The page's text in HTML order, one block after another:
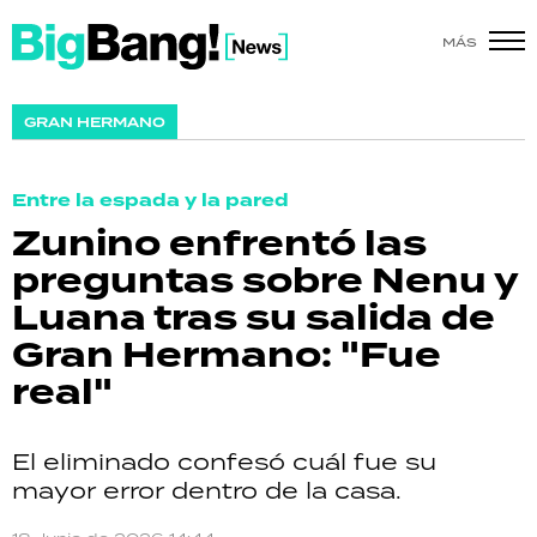
MÁS
GRAN HERMANO
Entre la espada y la pared
Zunino enfrentó las
preguntas sobre Nenu y
Luana tras su salida de
Gran Hermano: "Fue
real"
El eliminado confesó cuál fue su
mayor error dentro de la casa.
SHOW
ACTUALIDAD
POLICIALES
ECONOMÍA
GRAN HERMANO
SALUD
DEPORTES